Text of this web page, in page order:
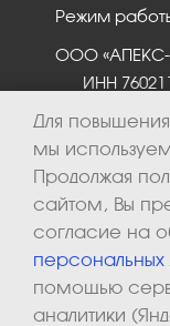
Режим
ООО «АПЕКС-
ИНН
Для
мы
Продолжая
сайтом, Вы
согласие на
персональных
помощью
аналитики